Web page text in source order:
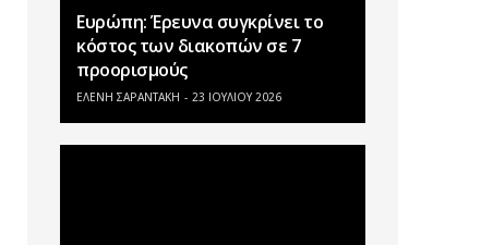
Ευρώπη: Έρευνα συγκρίνει το
κόστος των διακοπών σε 7
προορισμούς
ΕΛΕΝΗ ΣΑΡΑΝΤΑΚΗ 23 ΙΟΥΛΊΟΥ 2026